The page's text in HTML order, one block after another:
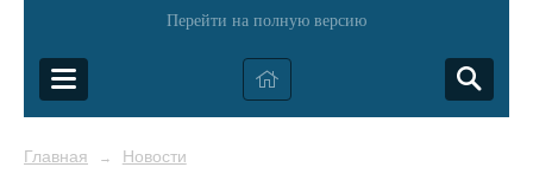
Перейти на полную версию
Главная → Новости